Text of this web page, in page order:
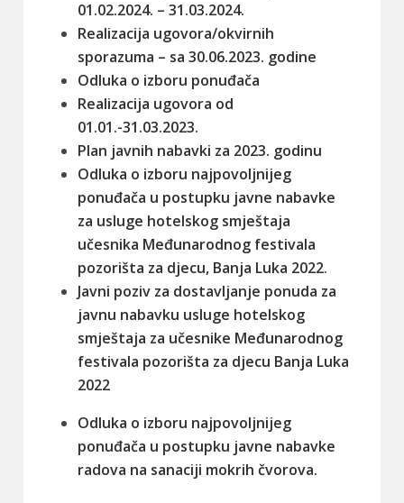
01.02.2024. – 31.03.2024.
Realizacija ugovora/okvirnih
sporazuma – sa 30.06.2023. godine
Odluka o izboru ponuđača
Realizacija ugovora od
01.01.-31.03.2023.
Plan javnih nabavki za 2023. godinu
Odluka o izboru najpovoljnijeg
ponuđača u postupku javne nabavke
za usluge hotelskog smještaja
učesnika Međunarodnog festivala
pozorišta za djecu, Banja Luka 2022.
Javni poziv za dostavljanje ponuda za
javnu nabavku usluge hotelskog
smještaja za učesnike Međunarodnog
festivala pozorišta za djecu Banja Luka
2022
Odluka o izboru najpovoljnijeg
ponuđača u postupku javne nabavke
radova na sanaciji mokrih čvorova.